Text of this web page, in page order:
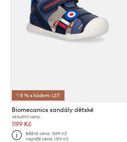
*-5 % s kódem: LST
Biomecanics sandály dětské
Aktuální cena:
1199 Kč
Běžná cena:1599 Kč
Nejnižší cena:1319 Kč